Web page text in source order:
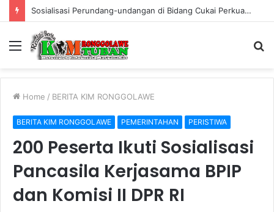
Sosialisasi Perundang-undangan di Bidang Cukai Perkuat Komitmen Berantas Rokok Ilegal di Kabupaten Tuban
Menu
Home / BERITA KIM RONGGOLAWE
BERITA KIM RONGGOLAWE PEMERINTAHAN PERISTIWA
200 Peserta Ikuti Sosialisasi
Pancasila Kerjasama BPIP
dan Komisi II DPR RI